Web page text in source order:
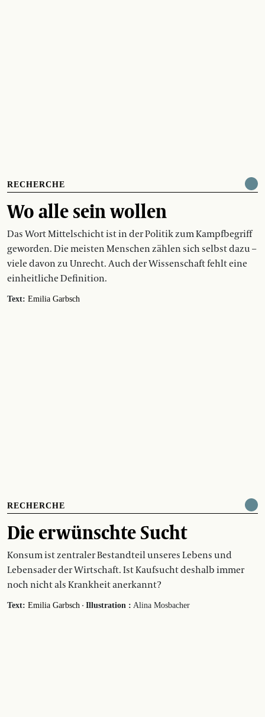
RECHERCHE
Wo alle sein wollen
Das Wort Mittelschicht ist in der Politik zum Kampfbegriff
geworden. Die meisten Menschen zählen sich selbst dazu –
viele davon zu Unrecht. Auch der Wissenschaft fehlt eine
einheitliche Definition.
Text: Emilia Garbsch
RECHERCHE
Die erwünschte Sucht
Konsum ist zentraler Bestandteil unseres Lebens und
Lebensader der Wirtschaft. Ist Kaufsucht deshalb immer
noch nicht als Krankheit anerkannt?
Text: Emilia Garbsch · Illustration : Alina Mosbacher